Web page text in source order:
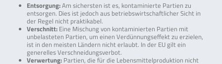
Entsorgung:Am sichersten ist es, kontaminierte Partien zu
entsorgen. Dies ist jedoch aus betriebswirtschaftlicher Sicht in
der Regel nicht praktikabel.
Verschnitt:Eine Mischung von kontaminierten Partien mit
unbelasteten Partien, um einen Verdünnungseffekt zu erzielen,
ist in den meisten Ländern nicht erlaubt. In der EU gilt ein
generelles Verschneidungsverbot.
Verwertung:Partien, die für die Lebensmittelproduktion nicht